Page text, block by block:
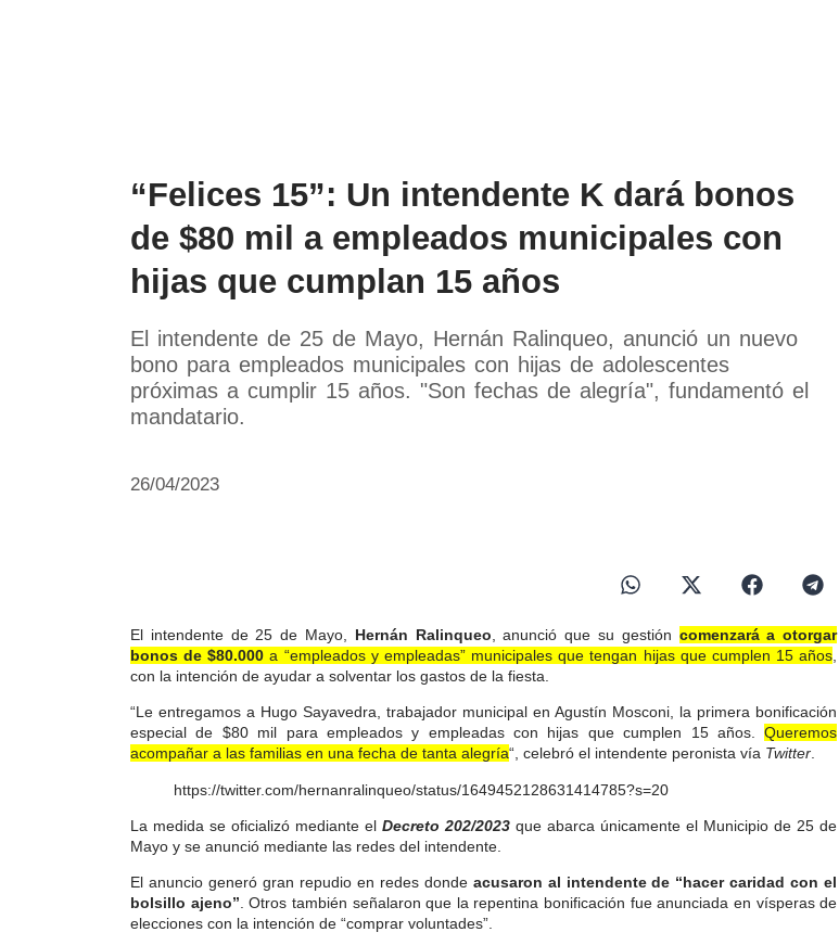
“Felices 15”: Un intendente K dará bonos
de $80 mil a empleados municipales con
hijas que cumplan 15 años
El intendente de 25 de Mayo, Hernán Ralinqueo, anunció un nuevo
bono para empleados municipales con hijas de adolescentes
próximas a cumplir 15 años. "Son fechas de alegría", fundamentó el
mandatario.
26/04/2023
El intendente de 25 de Mayo, Hernán Ralinqueo , anunció que su gestión comenzará a otorgar
bonos de $80.000 a “empleados y empleadas” municipales que tengan hijas que cumplen 15 años
con la intención de ayudar a solventar los gastos de la fiesta.
“Le entregamos a Hugo Sayavedra, trabajador municipal en Agustín Mosconi, la primera bonificación
especial de $80 mil para empleados y empleadas con hijas que cumplen 15 años.Queremos
acompañar a las familias en una fecha de tanta alegría“, celebró el intendente peronista vía Twitter.
https://twitter.com/hernanralinqueo/status/1649452128631414785?s=20
La medida se oficializó mediante elDecreto 202/2023 que abarca únicamente el Municipio de 25 de
Mayo y se anunció mediante las redes del intendente.
El anuncio generó gran repudio en redes donde acusaron al intendente de “hacer caridad con el
bolsillo ajeno” . Otros también señalaron que la repentina bonificación fue anunciada en vísperas de
elecciones con la intención de “comprar voluntades”.